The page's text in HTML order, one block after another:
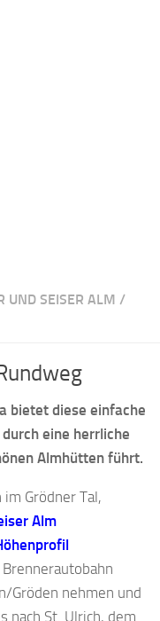
UND SEISER ALM /
bietet diese einfache
eine herrliche
Almhütten führt.
im Grödner Tal,
Alm
Gröden nehmen und
nach St. Ulrich, dem